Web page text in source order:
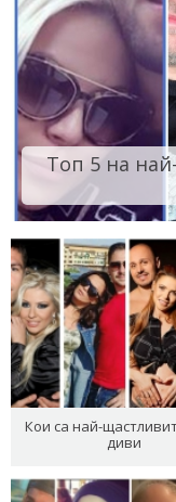
Топ 5 на
Кои са най-
диви